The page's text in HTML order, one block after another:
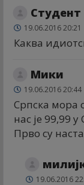
Студент
19.06.2016 20:21
Каква
Мики
19.06.2016 20:44
Српска мора
нас је 99,99
Прво су
19.06.2016